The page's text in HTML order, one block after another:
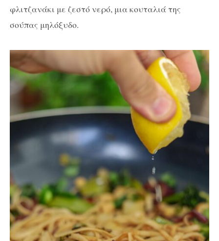
φλιτζανάκι με ζεστό νερό, μια κουταλιά της
σούπας μηλόξυδο.